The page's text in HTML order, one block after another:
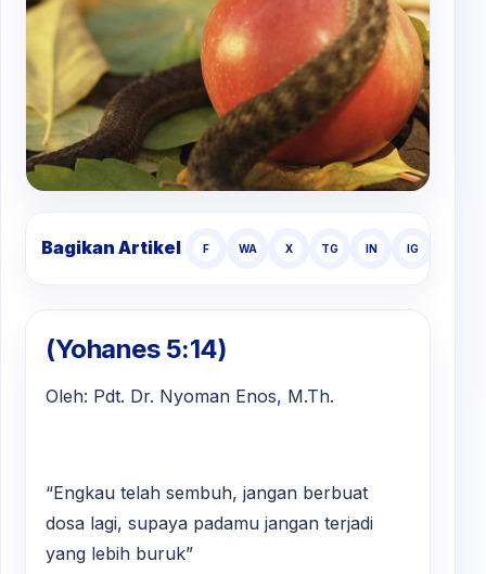
Bagikan Artikel F WA X TG IN IG
(Yohanes 5:14)
Oleh: Pdt. Dr. Nyoman Enos, M.Th.
“Engkau telah sembuh, jangan berbuat
dosa lagi, supaya padamu jangan terjadi
yang lebih buruk”